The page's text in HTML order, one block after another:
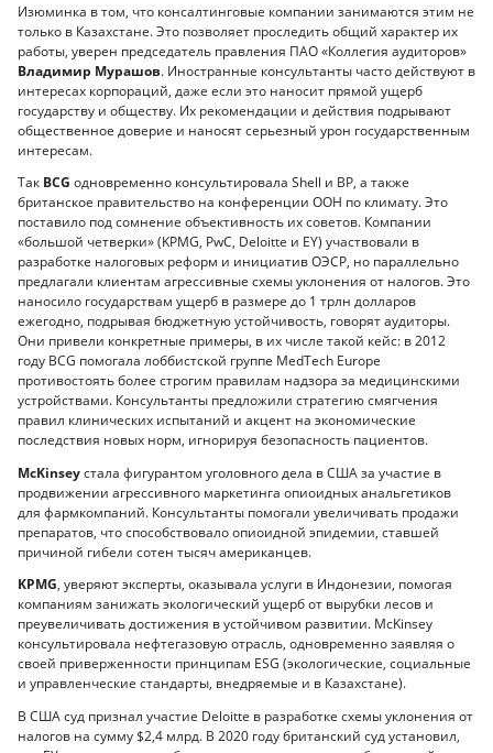
Изюминка в том, что консалтинговые компании занимаются этим не
только в Казахстане. Это позволяет проследить общий характер их
работы, уверен председатель правления ПАО «Коллегия аудиторов»
Владимир Мурашов. Иностранные консультанты часто действуют в
интересах корпораций, даже если это наносит прямой ущерб
государству и обществу. Их рекомендации и действия подрывают
общественное доверие и наносят серьезный урон государственным
интересам.
Так BCG одновременно консультировала Shell и BP, а также
британское правительство на конференции ООН по климату. Это
поставило под сомнение объективность их советов. Компании
«большой четверки» (KPMG, PwC, Deloitte и EY) участвовали в
разработке налоговых реформ и инициатив ОЭСР, но параллельно
предлагали клиентам агрессивные схемы уклонения от налогов. Это
наносило государствам ущерб в размере до 1 трлн долларов
ежегодно, подрывая бюджетную устойчивость, говорят аудиторы.
Они привели конкретные примеры, в их числе такой кейс: в 2012
году BCG помогала лоббистской группе MedTech Europe
противостоять более строгим правилам надзора за медицинскими
устройствами. Консультанты предложили стратегию смягчения
правил клинических испытаний и акцент на экономические
последствия новых норм, игнорируя безопасность пациентов.
McKinseyстала фигурантом уголовного дела в США за участие в
продвижении агрессивного маркетинга опиоидных анальгетиков
для фармкомпаний. Консультанты помогали увеличивать продажи
препаратов, что способствовало опиоидной эпидемии, ставшей
причиной гибели сотен тысяч американцев.
KPMG, уверяют эксперты, оказывала услуги в Индонезии, помогая
компаниям занижать экологический ущерб от вырубки лесов и
преувеличивать достижения в устойчивом развитии. McKinsey
консультировала нефтегазовую отрасль, одновременно заявляя о
своей приверженности принципам ESG (экологические, социальные
и управленческие стандарты, внедряемые и в Казахстане).
В США суд признал участие Deloitte в разработке схемы уклонения от
налогов на сумму $2,4 млрд. В 2020 году британский суд установил,